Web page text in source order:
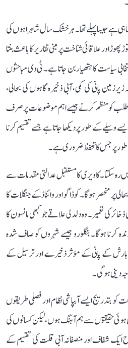
ہی ہے جیسا پہلے تھا۔ ہر خشک سال شاہراہوں کی
اور علاقائی شناخت پر مبنی تقاریر کا باعث بنتا
سیاست کا ہتھیار بن جاتا ہے۔ ٹی وی مباحثوں
پانی کی کمی، آبی ذخیرہ گاہوں کی بحالی،
طلب کو منظم کرنے جیسے اہم موضوعات پر صرف
وسیلے کے طور پر دیکھا جاتا ہے جسے تقسیم کرنا
طور پر جس کا تحفظ ضروری ہے۔
رہ سکتا۔ کاویری کا مستقبل عدالتی مقدمات سے
پر منحصر ہوگا۔ کوڈاگو اور وائناڈ کے جنگلات کا
ذخائر کی تعمیر۔ وہ دلدلی علاقے جو کبھی مانسون کا
کرنا ہوگا۔ بنگلورو جیسے شہروں کو صاف شدہ
بارش کے پانی کے مؤثر ذخیرے اور ترسیل کے
دینی ہوگی۔
کو بتدریج ایسے آبپاشی نظام اور فصلی طریقوں
ہوئی حقیقتوں سے ہم آہنگ ہوں، لیکن کسانوں کی
ایک شفاف اور منصفانہ آبی قلت کی تقسیم کے